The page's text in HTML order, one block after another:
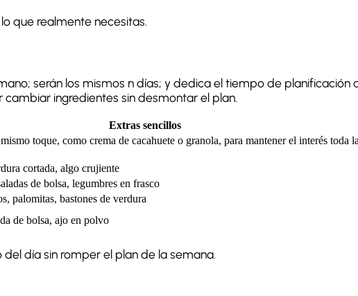
que realmente necesitas.
serán los mismos n días; y dedica el tiempo de planificación
ingredientes sin desmontar el plan.
Extras sencillos
toque, como crema de cacahuete o granola, para mantener el interés toda la
cortada, algo crujiente
de bolsa, legumbres en frasco
palomitas, bastones de verdura
de bolsa, ajo en polvo
día sin romper el plan de la semana.